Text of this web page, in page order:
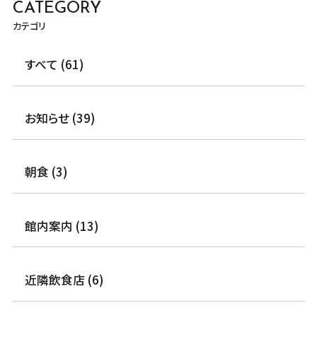
CATEGORY
カテゴリ
すべて (61)
お知らせ (39)
朝食 (3)
館内案内 (13)
近隣飲食店 (6)